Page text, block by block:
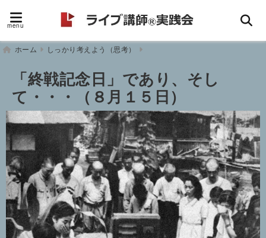
menu
ホーム しっかり考えよう（思考）
「終戦記念日」であり、そし
て・・・（８月１５日）